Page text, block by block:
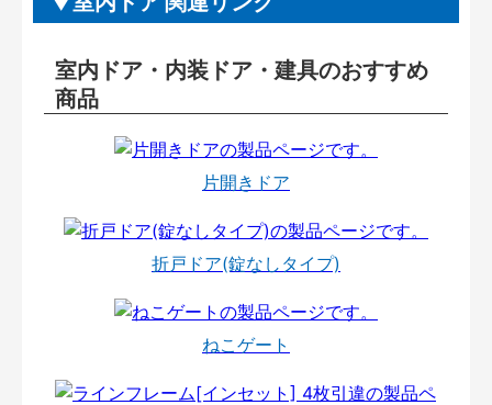
室内ドア・内装ドア・建具のおすすめ
商品
片開きドア
折戸ドア(錠なしタイプ)
ねこゲート